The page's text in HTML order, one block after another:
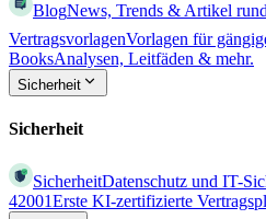
BlogNews, Trends & Artikel
VertragsvorlagenVorlagen für
BooksAnalysen, Leitfäden & mehr.
Sicherheit
Sicherheit
SicherheitDatenschutz und IT-
42001Erste KI-zertifizierte